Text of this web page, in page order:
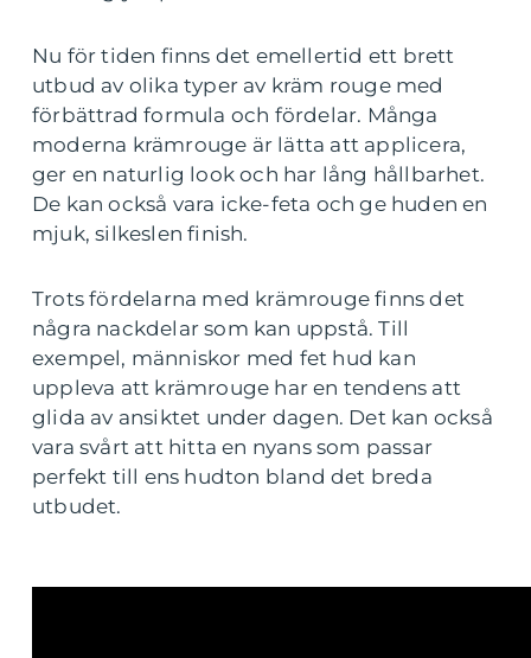
Nu för tiden finns det emellertid ett brett
utbud av olika typer av kräm rouge med
förbättrad formula och fördelar. Många
moderna krämrouge är lätta att applicera,
ger en naturlig look och har lång hållbarhet.
De kan också vara icke-feta och ge huden en
mjuk, silkeslen finish.
Trots fördelarna med krämrouge finns det
några nackdelar som kan uppstå. Till
exempel, människor med fet hud kan
uppleva att krämrouge har en tendens att
glida av ansiktet under dagen. Det kan också
vara svårt att hitta en nyans som passar
perfekt till ens hudton bland det breda
utbudet.